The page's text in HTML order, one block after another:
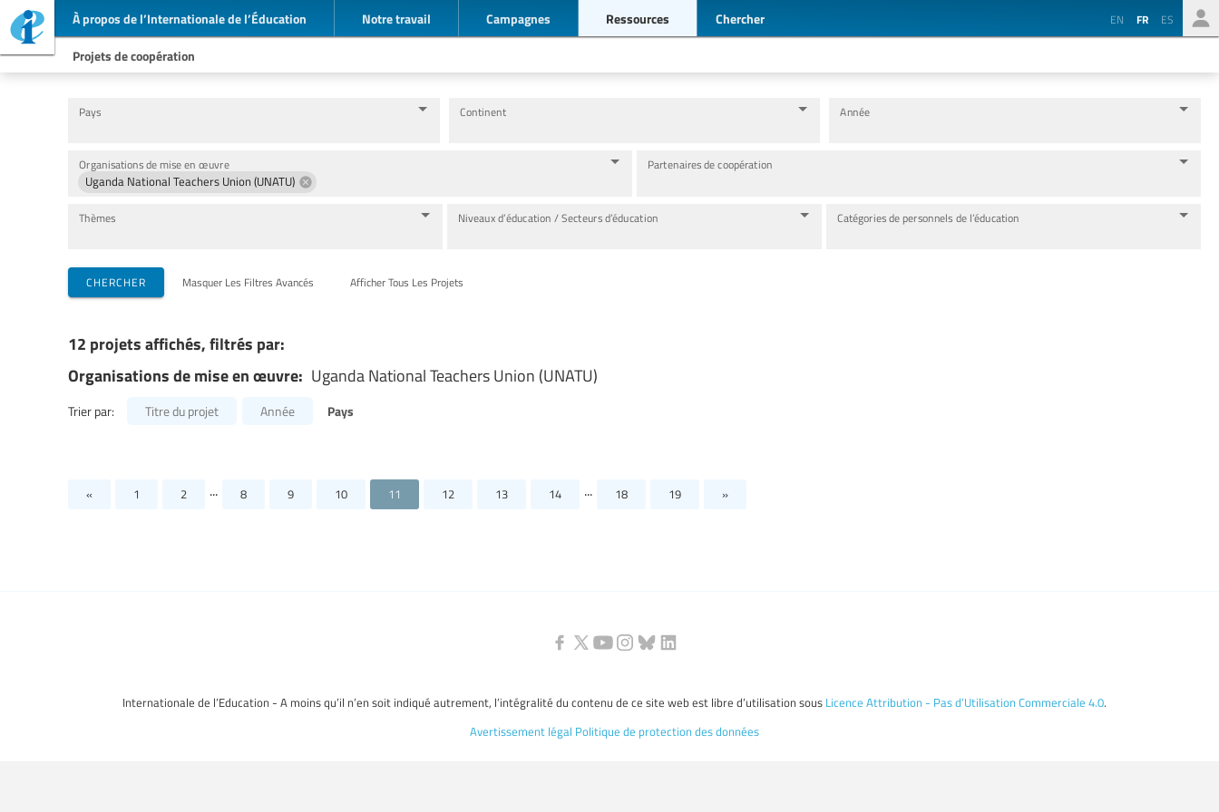
À propos de l’Internationale de l’Éducation Notre travail Campagnes Ressources Chercher EN FR ES
Projets de coopération
Pays Continent Année
Organisations de mise en œuvre
Uganda National Teachers Union (UNATU)
Partenaires de coopération
Thèmes Niveaux d’éducation / Secteurs d’éducation Catégories de personnels de l’éducation
CHERCHER Masquer Les Filtres Avancés Afficher Tous Les Projets
12 projets affichés, filtrés par:
Organisations de mise en œuvre: Uganda National Teachers Union (UNATU)
Trier par: Titre du projet Année Pays
« 1 2 ... 8 9 10 11 12 13 14 ... 18 19 »
Internationale de l’Education - A moins qu’il n’en soit indiqué autrement, l’intégralité du contenu de ce site web est libre d’utilisation sous Licence Attribution - Pas d’Utilisation Commerciale 4.0.
Avertissement légal Politique de protection des données